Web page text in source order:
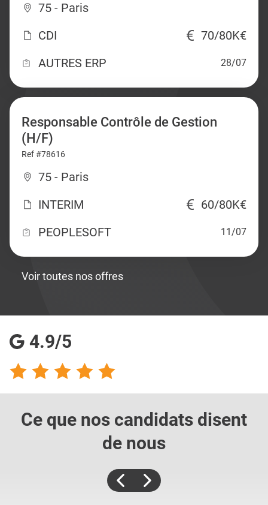
75 - Paris
CDI
70/80K€
AUTRES ERP
28/07
Responsable Contrôle de Gestion
(H/F)
Ref #78616
75 - Paris
INTERIM
60/80K€
PEOPLESOFT
11/07
Voir toutes nos offres
4.9/5
Ce que nos candidats disent
de nous